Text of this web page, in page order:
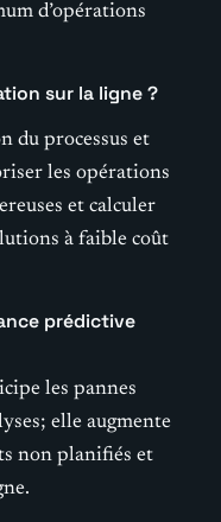
d’opérations
sur la ligne ?
du processus et
les opérations
et calculer
à faible coût
prédictive
les pannes
elle augmente
non planifiés et